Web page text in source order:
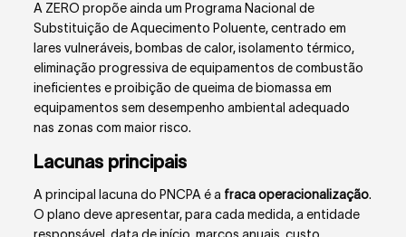
A ZERO propõe ainda um Programa Nacional de
Substituição de Aquecimento Poluente, centrado em
lares vulneráveis, bombas de calor, isolamento térmico,
eliminação progressiva de equipamentos de combustão
ineficientes e proibição de queima de biomassa em
equipamentos sem desempenho ambiental adequado
nas zonas com maior risco.
Lacunas principais
A principal lacuna do PNCPA é a fraca operacionalização.
O plano deve apresentar, para cada medida, a entidade